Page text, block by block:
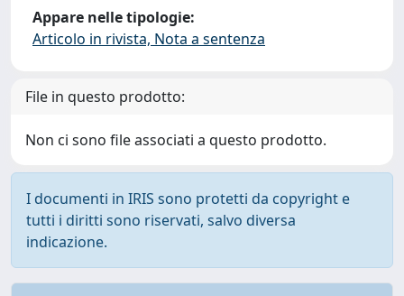
Appare nelle tipologie:
Articolo in rivista, Nota a sentenza
File in questo prodotto:
Non ci sono file associati a questo prodotto.
I documenti in IRIS sono protetti da copyright e
tutti i diritti sono riservati, salvo diversa
indicazione.